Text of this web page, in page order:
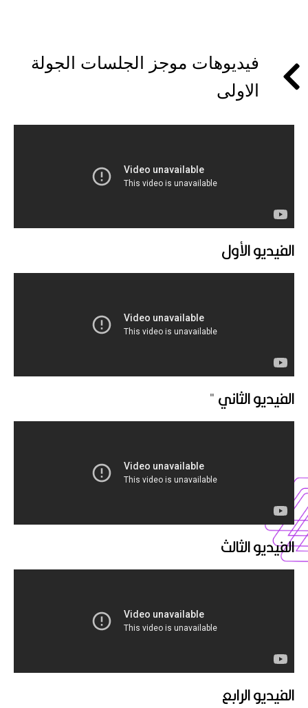
فيديوهات موجز الجلسات الجولة
الاولى
الفيديو الأول
الفيديو الثاني "
الفيديو الثالث
الفيديو الرابع